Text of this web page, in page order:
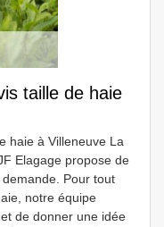
taille de haie
haie à Villeneuve La
Elagage propose de
Pour tout
notre équipe
de donner une idée